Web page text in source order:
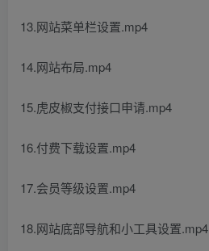
13.网站菜单栏设置.mp4
14.网站布局.mp4
15.虎皮椒支付接口申请.mp4
16.付费下载设置.mp4
17.会员等级设置.mp4
18.网站底部导航和小工具设置.mp4